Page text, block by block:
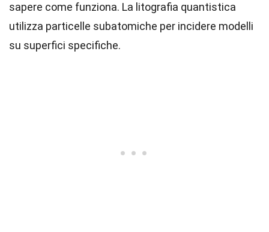
sapere come funziona. La litografia quantistica
utilizza particelle subatomiche per incidere modelli
su superfici specifiche.